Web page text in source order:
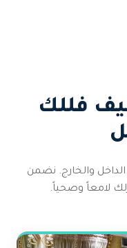
فللك
والخارج. نضمن
لامعاً وصحياً.